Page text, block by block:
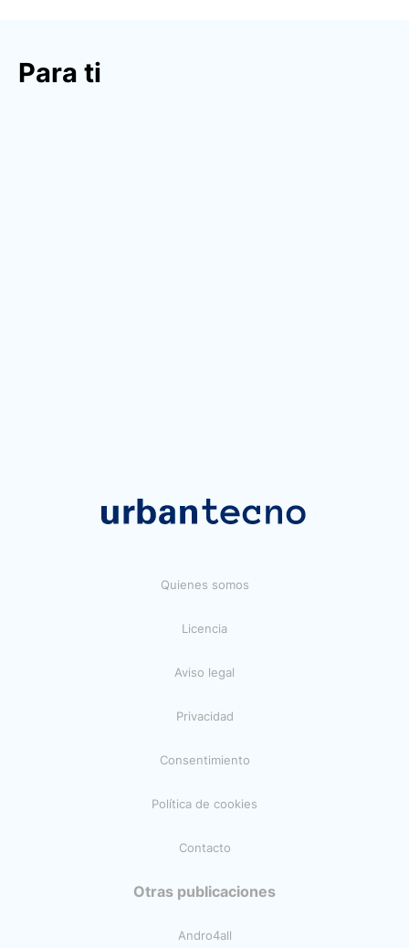
Para ti
Quienes somos
Licencia
Aviso legal
Privacidad
Consentimiento
Política de cookies
Contacto
Otras publicaciones
Andro4all